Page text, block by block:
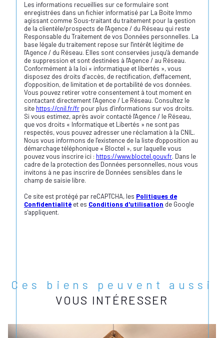
Les informations recueillies sur ce formulaire sont
enregistrées dans un fichier informatisé par La Boite Immo
agissant comme Sous-traitant du traitement pour la gestion
de la clientèle/prospects de l'Agence / du Réseau qui reste
Responsable du Traitement de vos Données personnelles. La
base légale du traitement repose sur l'intérêt légitime de
l'Agence / du Réseau. Elles sont conservées jusqu'à demande
de suppression et sont destinées à l'Agence / au Réseau.
Conformément à la loi « informatique et libertés », vous
disposez des droits d’accès, de rectification, d’effacement,
d’opposition, de limitation et de portabilité de vos données.
Vous pouvez retirer votre consentement à tout moment en
contactant directement l’Agence / Le Réseau. Consultez le
site https://cnil.fr/fr pour plus d’informations sur vos droits.
Si vous estimez, après avoir contacté l'Agence / le Réseau,
que vos droits « Informatique et Libertés » ne sont pas
respectés, vous pouvez adresser une réclamation à la CNIL.
Nous vous informons de l’existence de la liste d'opposition au
démarchage téléphonique « Bloctel », sur laquelle vous
pouvez vous inscrire ici : https://www.bloctel.gouv.fr. Dans le
cadre de la protection des Données personnelles, nous vous
invitons à ne pas inscrire de Données sensibles dans le
champ de saisie libre.
Ce site est protégé par reCAPTCHA, les Politiques de
Confidentialitéet es Conditions d'utilisation de Google
s'appliquent.
Ces biens peuvent aussi
VOUS INTÉRESSER